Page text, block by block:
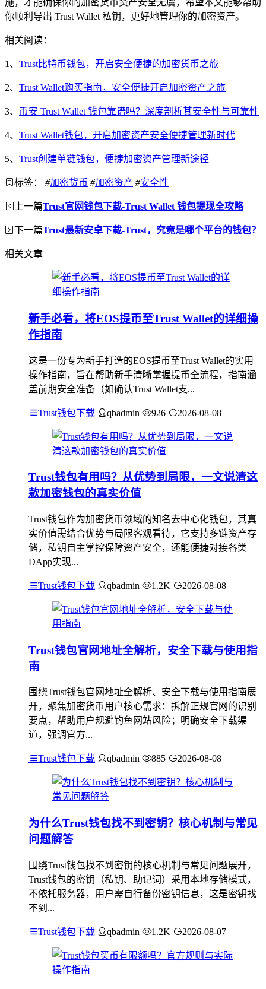
施，才能确保你的加密货币资产安全无虞，希望本文能够帮助
你顺利导出 Trust Wallet 私钥，更好地管理你的加密资产。
相关阅读：
1、 Trust比特币钱包，开启安全便捷的加密货币之旅
2、 Trust Wallet购买指南，安全便捷开启加密资产之旅
3、 币安 Trust Wallet 钱包靠谱吗？深度剖析其安全性与可靠性
4、 Trust Wallet钱包，开启加密资产安全便捷管理新时代
5、 Trust创建单链钱包，便捷加密资产管理新途径
标签： #加密货币 #加密资产 #安全性
上一篇Trust官网钱包下载-Trust Wallet 钱包提现全攻略
下一篇Trust最新安卓下载-Trust，究竟是哪个平台的钱包？
相关文章
新手必看，将EOS提币至Trust Wallet的详细操
作指南
这是一份专为新手打造的EOS提币至Trust Wallet的实用
操作指南，旨在帮助新手清晰掌握提币全流程，指南涵
盖前期安全准备（如确认Trust Wallet支...
Trust钱包下载 qbadmin 926 2026-08-08
Trust钱包有用吗？从优势到局限，一文说清这
款加密钱包的真实价值
Trust钱包作为加密货币领域的知名去中心化钱包，其真
实价值需结合优势与局限客观看待，它支持多链资产存
储，私钥自主掌控保障资产安全，还能便捷对接各类
DApp实现...
Trust钱包下载 qbadmin 1.2K 2026-08-08
Trust钱包官网地址全解析，安全下载与使用指
南
围绕Trust钱包官网地址全解析、安全下载与使用指南展
开，聚焦加密货币用户核心需求：拆解正规官网的识别
要点，帮助用户规避钓鱼网站风险；明确安全下载渠
道，强调官方...
Trust钱包下载 qbadmin 885 2026-08-08
为什么Trust钱包找不到密钥？核心机制与常见
问题解答
围绕Trust钱包找不到密钥的核心机制与常见问题展开，
Trust钱包的密钥（私钥、助记词）采用本地存储模式，
不依托服务器，用户需自行备份密钥信息，这是密钥找
不到...
Trust钱包下载 qbadmin 1.2K 2026-08-07